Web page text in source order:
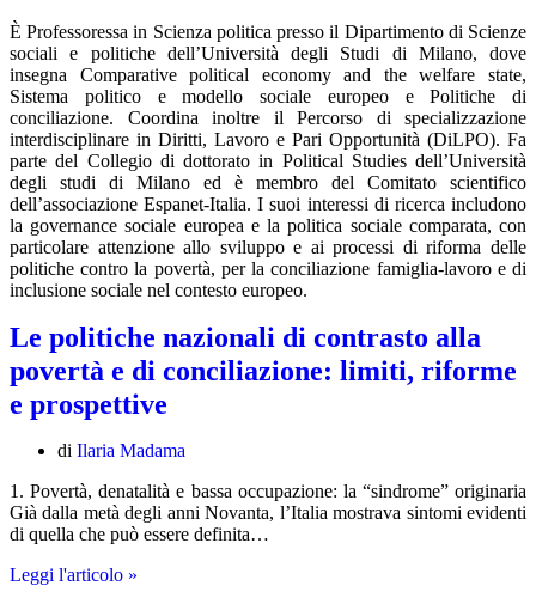
È Professoressa in Scienza politica presso il Dipartimento di Scienze
sociali e politiche dell’Università degli Studi di Milano, dove
insegna Comparative political economy and the welfare state,
Sistema politico e modello sociale europeo e Politiche di
conciliazione. Coordina inoltre il Percorso di specializzazione
interdisciplinare in Diritti, Lavoro e Pari Opportunità (DiLPO). Fa
parte del Collegio di dottorato in Political Studies dell’Università
degli studi di Milano ed è membro del Comitato scientifico
dell’associazione Espanet-Italia. I suoi interessi di ricerca includono
la governance sociale europea e la politica sociale comparata, con
particolare attenzione allo sviluppo e ai processi di riforma delle
politiche contro la povertà, per la conciliazione famiglia-lavoro e di
inclusione sociale nel contesto europeo.
Le politiche nazionali di contrasto alla
povertà e di conciliazione: limiti, riforme
e prospettive
di Ilaria Madama
1. Povertà, denatalità e bassa occupazione: la “sindrome” originaria
Già dalla metà degli anni Novanta, l’Italia mostrava sintomi evidenti
di quella che può essere definita…
Leggi l'articolo »